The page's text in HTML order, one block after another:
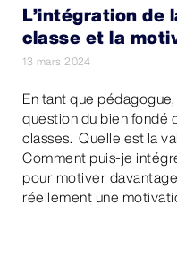
L’intégration de
classe et la
13 mars 2024
En tant que
question du bien fondé
classes. Quelle est la
Comment puis-je
pour motiver
réellement une